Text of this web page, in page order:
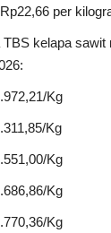
per
TBS kelapa
Kg
Kg
Kg
Kg
Kg